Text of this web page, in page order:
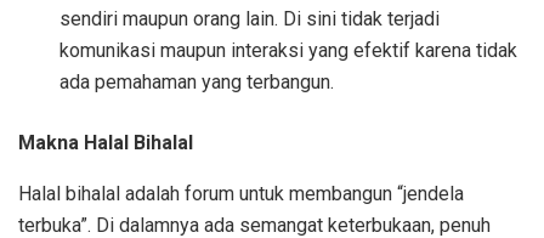
sendiri maupun orang lain. Di sini tidak terjadi
komunikasi maupun interaksi yang efektif karena tidak
ada pemahaman yang terbangun.
Makna Halal Bihalal
Halal bihalal adalah forum untuk membangun “jendela
terbuka”. Di dalamnya ada semangat keterbukaan, penuh